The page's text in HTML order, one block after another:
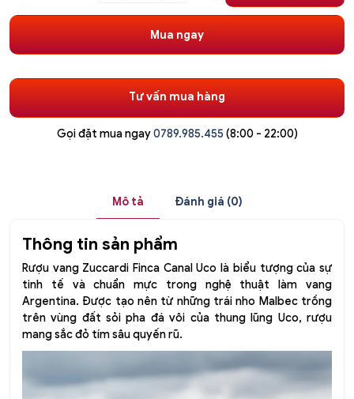
Argentina
Finca
lượng
Mua ngay
Tư vấn mua hàng
Gọi đặt mua ngay0789.985.455(8:00 - 22:00)
Mô tả Đánh giá (0)
Thông tin sản phẩm
Rượu vang Zuccardi Finca Canal Uco là biểu tượng của sự
tinh tế và chuẩn mực trong nghệ thuật làm vang
Argentina. Được tạo nên từ những trái nho Malbec trồng
trên vùng đất sỏi pha đá vôi của thung lũng Uco, rượu
mang sắc đỏ tím sâu quyến rũ.